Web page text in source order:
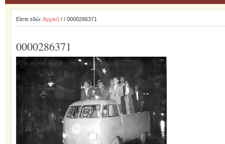
Είστε εδώ: Αρχική/ / 0000286371
0000286371